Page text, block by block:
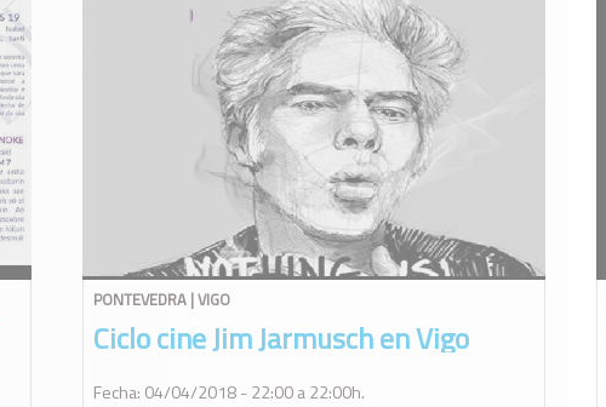
PONTEVEDRA | VIGO
Ciclo cine Jim Jarmusch en Vigo
Fecha: 04/04/2018 - 22:00 a 22:00h.